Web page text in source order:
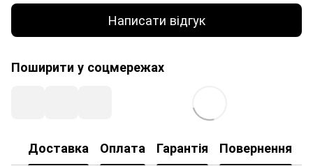
Написати відгук
Поширити у соцмережах
Доставка Оплата Гарантія Повернення